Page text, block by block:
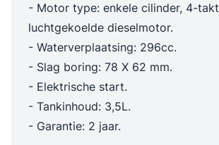
- Motor type: enkele cilinder, 4-takt
luchtgekoelde dieselmotor.
- Waterverplaatsing: 296cc.
- Slag boring: 78 X 62 mm.
- Elektrische start.
- Tankinhoud: 3,5L.
- Garantie: 2 jaar.